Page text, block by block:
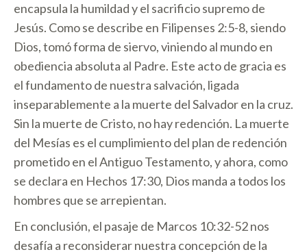
encapsula la humildad y el sacrificio supremo de
Jesús. Como se describe en Filipenses 2:5-8, siendo
Dios, tomó forma de siervo, viniendo al mundo en
obediencia absoluta al Padre. Este acto de gracia es
el fundamento de nuestra salvación, ligada
inseparablemente a la muerte del Salvador en la cruz.
Sin la muerte de Cristo, no hay redención. La muerte
del Mesías es el cumplimiento del plan de redención
prometido en el Antiguo Testamento, y ahora, como
se declara en Hechos 17:30, Dios manda a todos los
hombres que se arrepientan.
En conclusión, el pasaje de Marcos 10:32-52 nos
desafía a reconsiderar nuestra concepción de la